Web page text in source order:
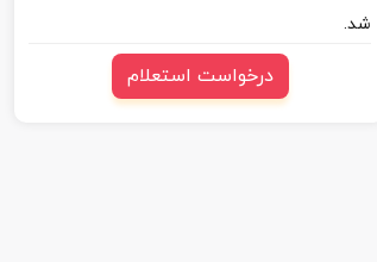
شد.
درخواست استعلام